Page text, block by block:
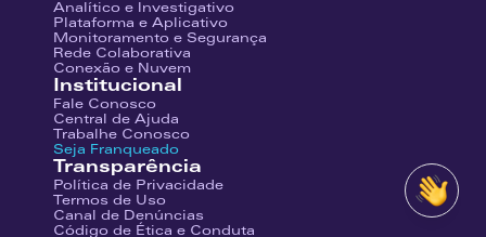
Analítico e Investigativo
Plataforma e Aplicativo
Monitoramento e Segurança
Rede Colaborativa
Conexão e Nuvem
Institucional
Fale Conosco
Central de Ajuda
Trabalhe Conosco
Seja Franqueado
Transparência
Política de Privacidade
Termos de Uso
Canal de Denúncias
Código de Ética e Conduta